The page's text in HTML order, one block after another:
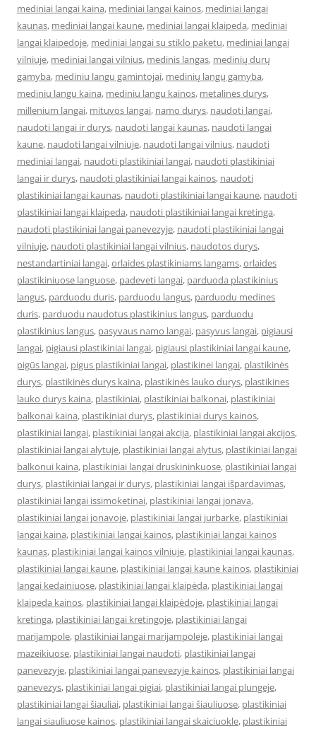
mediniai langai kaina, mediniai langai kainos, mediniai langai
kaunas, mediniai langai kaune, mediniai langai klaipeda, mediniai
langai klaipedoje, mediniai langai su stiklo paketu, mediniai langai
vilniuje, mediniai langai vilnius, medinis langas, medinių durų
gamyba, mediniu langu gamintojai, medinių langų gamyba,
mediniu langu kaina, mediniu langu kainos, metalines durys,
millenium langai, mituvos langai, namo durys, naudoti langai,
naudoti langai ir durys, naudoti langai kaunas, naudoti langai
kaune, naudoti langai vilniuje, naudoti langai vilnius, naudoti
mediniai langai, naudoti plastikiniai langai, naudoti plastikiniai
langai ir durys, naudoti plastikiniai langai kainos, naudoti
plastikiniai langai kaunas, naudoti plastikiniai langai kaune, naudoti
plastikiniai langai klaipeda, naudoti plastikiniai langai kretinga,
naudoti plastikiniai langai panevezyje, naudoti plastikiniai langai
vilniuje, naudoti plastikiniai langai vilnius, naudotos durys,
nestandartiniai langai,orlaides plastikiniams langams,orlaides
plastikiniuose languose, padeveti langai, parduoda plastikinius
langus, parduodu duris, parduodu langus, parduodu medines
duris, parduodu naudotus plastikinius langus, parduodu
plastikinius langus, pasyvaus namo langai, pasyvus langai, pigiausi
langai, pigiausi plastikiniai langai, pigiausi plastikiniai langai kaune,
pigūs langai, pigus plastikiniai langai, plastikinei langai, plastikinės
durys, plastikinės durys kaina, plastikinės lauko durys, plastikines
lauko durys kaina, plastikiniai, plastikiniai balkonai, plastikiniai
balkonai kaina, plastikiniai durys, plastikiniai durys kainos,
plastikiniai langai, plastikiniai langai akcija, plastikiniai langai akcijos,
plastikiniai langai alytuje, plastikiniai langai alytus, plastikiniai langai
balkonui kaina, plastikiniai langai druskininkuose, plastikiniai langai
durys, plastikiniai langai ir durys, plastikiniai langai išpardavimas,
plastikiniai langai issimoketinai, plastikiniai langai jonava,
plastikiniai langai jonavoje, plastikiniai langai jurbarke, plastikiniai
langai kaina, plastikiniai langai kainos, plastikiniai langai kainos
kaunas, plastikiniai langai kainos vilniuje, plastikiniai langai kaunas,
plastikiniai langai kaune, plastikiniai langai kaune kainos, plastikiniai
langai kedainiuose, plastikiniai langai klaipėda, plastikiniai langai
klaipeda kainos, plastikiniai langai klaipėdoje, plastikiniai langai
kretinga, plastikiniai langai kretingoje, plastikiniai langai
marijampole, plastikiniai langai marijampoleje, plastikiniai langai
mazeikiuose, plastikiniai langai naudoti, plastikiniai langai
panevezyje, plastikiniai langai panevezyje kainos, plastikiniai langai
panevezys, plastikiniai langai pigiai, plastikiniai langai plungeje,
plastikiniai langai šiauliai, plastikiniai langai šiauliuose, plastikiniai
langai siauliuose kainos, plastikiniai langai skaiciuokle, plastikiniai